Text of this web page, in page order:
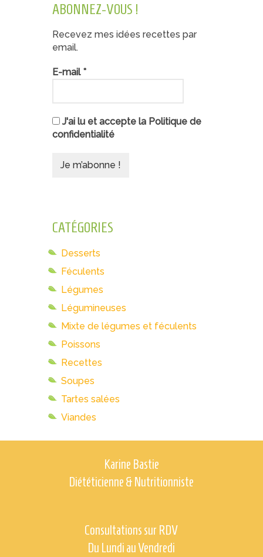
ABONNEZ-VOUS !
Recevez mes idées recettes par
email.
E-mail *
J'ai lu et accepte la Politique de
confidentialité
CATÉGORIES
Desserts
Féculents
Légumes
Légumineuses
Mixte de légumes et féculents
Poissons
Recettes
Soupes
Tartes salées
Viandes
Karine Bastie
Diététicienne & Nutritionniste
Consultations sur RDV
Du Lundi au Vendredi